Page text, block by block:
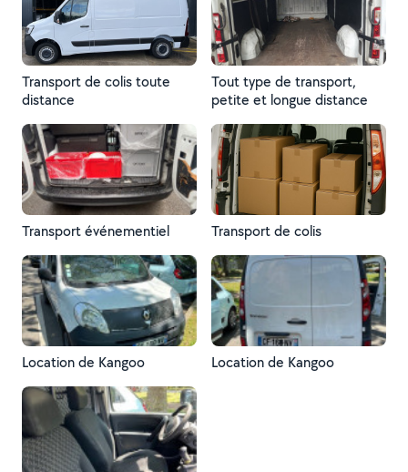
Transport de colis toute
distance
Tout type de transport,
petite et longue distance
Transport événementiel Transport de colis
Location de Kangoo Location de Kangoo